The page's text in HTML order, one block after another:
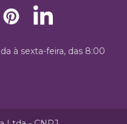
à sexta-feira, das 8:00